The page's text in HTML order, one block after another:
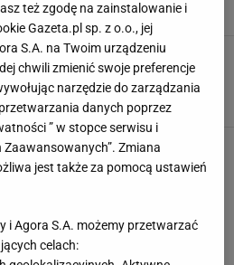
7 LUTEGO 2013, 21:08
NAJNOWSZE
"Polska stawia
warunki"
kilo mięsa tygodniowo. Oto
też zgodę na zainstalowanie i
Gazeta.pl sp. z o.o., jej
S.A. na Twoim urządzeniu
chwili zmienić swoje preferencje
narzędzie do zarządzania
danych poprzez
” w stopce serwisu i
Zmiana
jest także za pomocą ustawień
i Agora S.A. możemy przetwarzać
celach: